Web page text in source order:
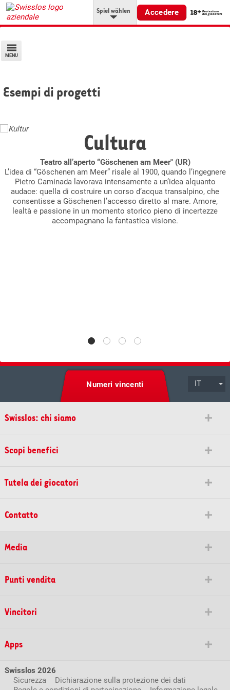
Spiel wählen Accedere
MENU
Esempi di progetti
Cultura
Teatro all’aperto “Göschenen am Meer" (UR)
L’idea di “Göschenen am Meer” risale al 1900, quando l’ingegnere
Pietro Caminada lavorava intensamente a un’idea alquanto
audace: quella di costruire un corso d’acqua transalpino, che
consentisse a Göschenen l’accesso diretto al mare. Amore,
lealtà e passione in un momento storico pieno di incertezze
accompagnano la fantastica visione.
IT
Numeri vincenti
Swisslos: chi siamo
Scopi benefici
Tutela dei giocatori
Contatto
Media
Punti vendita
Vincitori
Apps
Swisslos 2026
Sicurezza
Dichiarazione sulla protezione dei dati